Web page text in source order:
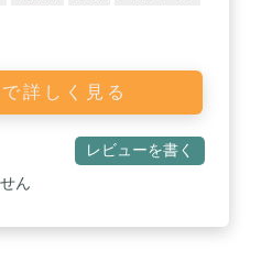
詳しく見る
レビューを書く
ん